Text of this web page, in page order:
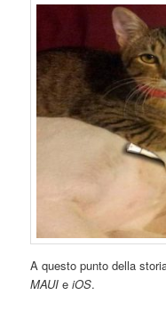
A questo punto della
MAUIeiOS.